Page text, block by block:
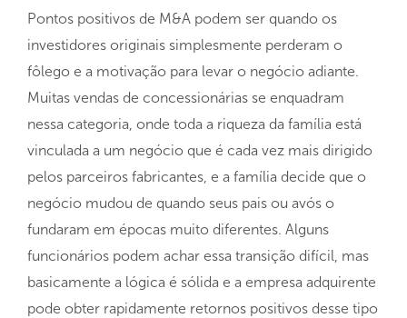
Pontos positivos de M&A podem ser quando os
investidores originais simplesmente perderam o
fôlego e a motivação para levar o negócio adiante.
Muitas vendas de concessionárias se enquadram
nessa categoria, onde toda a riqueza da família está
vinculada a um negócio que é cada vez mais dirigido
pelos parceiros fabricantes, e a família decide que o
negócio mudou de quando seus pais ou avós o
fundaram em épocas muito diferentes. Alguns
funcionários podem achar essa transição difícil, mas
basicamente a lógica é sólida e a empresa adquirente
pode obter rapidamente retornos positivos desse tipo